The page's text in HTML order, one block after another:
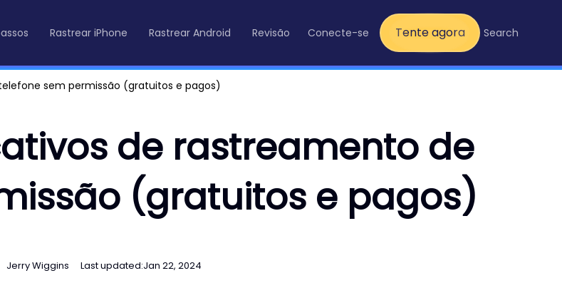
Rastrear iPhone Rastrear Android Revisão Conecte-se Tente agora Search
sem permissão (gratuitos e pagos)
de rastreamento de
(gratuitos e pagos)
Jerry Wiggins Last updated:Jan 22, 2024